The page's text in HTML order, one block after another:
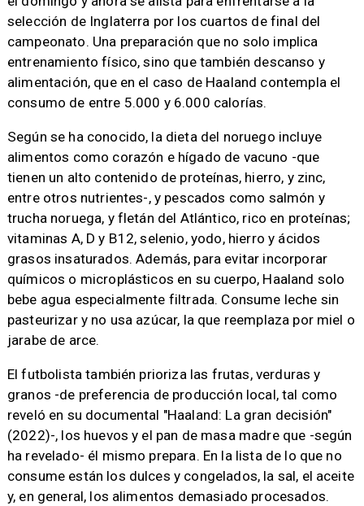
selección de Inglaterra por los cuartos de final del
campeonato. Una preparación que no solo implica
entrenamiento físico, sino que también descanso y
alimentación, que en el caso de Haaland contempla el
consumo de entre 5.000 y 6.000 calorías.
Según se ha conocido, la dieta del noruego incluye
alimentos como corazón e hígado de vacuno -que
tienen un alto contenido de proteínas, hierro, y zinc,
entre otros nutrientes-, y pescados como salmón y
trucha noruega, y fletán del Atlántico, rico en proteínas;
vitaminas A, D y B12, selenio, yodo, hierro y ácidos
grasos insaturados. Además, para evitar incorporar
químicos o microplásticos en su cuerpo, Haaland solo
bebe agua especialmente filtrada. Consume leche sin
pasteurizar y no usa azúcar, la que reemplaza por miel o
jarabe de arce.
El futbolista también prioriza las frutas, verduras y
granos -de preferencia de producción local, tal como
reveló en su documental "Haaland: La gran decisión"
(2022)-, los huevos y el pan de masa madre que -según
ha revelado- él mismo prepara. En la lista de lo que no
consume están los dulces y congelados, la sal, el aceite
y, en general, los alimentos demasiado procesados.